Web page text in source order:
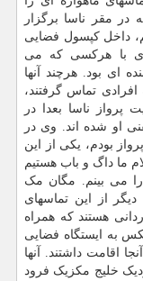
مقر ناسا برگزار
داخل کپسول فضایی
ای با هرکسی که می
ای بود. هرچند آنها
افرادی تماس گرفتند،
پرواز ناسا بعدا در
او شده اند. وی در
بودم، یکی از این
ما داگ و باب هستیم
را می بینم. مگان مک
از این تماسهای
هستند که همراه
به ایستگاه فضایی
و به مدت ۴۵ روز در آنجا اقامت داشتند. آنها
خلیج مکزیک فرود